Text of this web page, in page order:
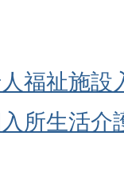
福祉施設
入所生活